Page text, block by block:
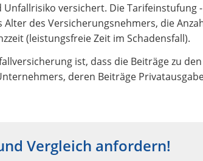
versichert. Die
Alter des Versicherungsnehmers, die
(leistungsfreie Zeit im Schadensfall).
ist, dass die Beiträge zu
deren Beiträge
Vergleich anfordern!